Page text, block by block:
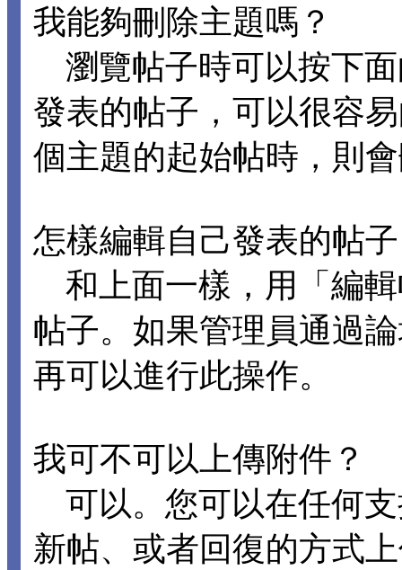
我能夠刪除主題嗎？
瀏覽帖子時可以按下
發表的帖子，可以很容
個主題的起始帖時，則
怎樣編輯自己發表的帖
和上面一樣，用「編
帖子。如果管理員通過
再可以進行此操作。
我可不可以上傳附件？
可以。您可以在任何
新帖、或者回復的方式